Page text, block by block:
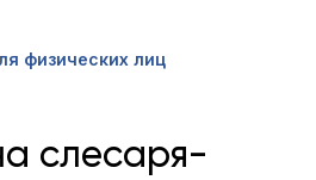
физических лиц
слесаря-